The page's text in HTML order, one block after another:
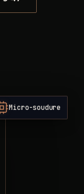
Micro-soudure